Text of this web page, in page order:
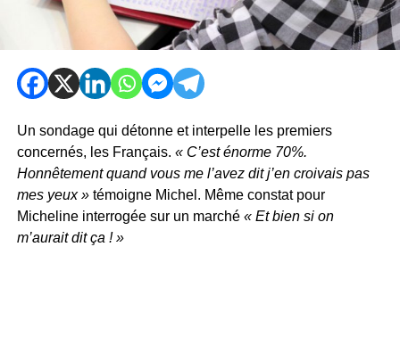
Un sondage qui détonne et interpelle les premiers
concernés, les Français. « C’est énorme 70%.
Honnêtement quand vous me l’avez dit j’en croivais pas
mes yeux » témoigne Michel. Même constat pour
Micheline interrogée sur un marché « Et bien si on
m’aurait dit ça ! »